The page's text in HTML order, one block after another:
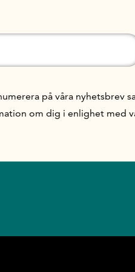
på våra nyhetsbrev
om dig i enlighet med